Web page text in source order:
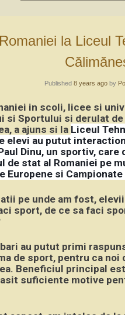
Published 8 years ago by
in scoli, licee si
si Sportului si derulat
a ajuns si la Liceul
elevi au putut
Dinu, un sportiv,
de stat al Romaniei pe
Europene si
pe unde am fost,
sport, de ce sa faci
au putut primi
de sport, pentru ca
Beneficiul principal
suficiente motive